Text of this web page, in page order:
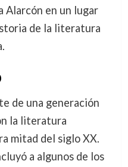
Alarcón en un lugar
de la literatura
de una generación
la literatura
mitad del siglo XX.
a algunos de los